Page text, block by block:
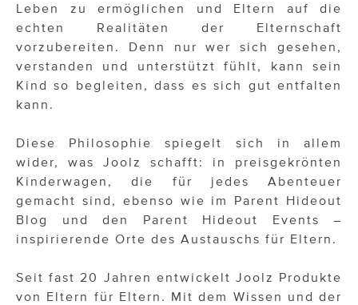
Leben zu ermöglichen und Eltern auf die
echten Realitäten der Elternschaft
vorzubereiten. Denn nur wer sich gesehen,
verstanden und unterstützt fühlt, kann sein
Kind so begleiten, dass es sich gut entfalten
kann.
Diese Philosophie spiegelt sich in allem
wider, was Joolz schafft: in preisgekrönten
Kinderwagen, die für jedes Abenteuer
gemacht sind, ebenso wie im Parent Hideout
Blog und den Parent Hideout Events –
inspirierende Orte des Austauschs für Eltern.
Seit fast 20 Jahren entwickelt Joolz Produkte
von Eltern für Eltern. Mit dem Wissen und der